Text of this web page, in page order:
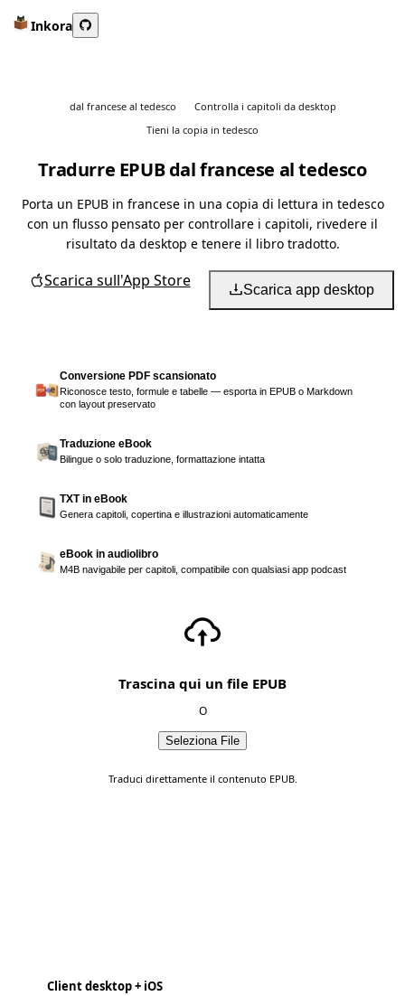
Inkora
dal francese al tedesco
Controlla i capitoli da desktop
Tieni la copia in tedesco
Tradurre EPUB dal francese al tedesco
Porta un EPUB in francese in una copia di lettura in tedesco
con un flusso pensato per controllare i capitoli, rivedere il
risultato da desktop e tenere il libro tradotto.
Scarica sull'App Store Scarica app desktop
Conversione PDF scansionato
Riconosce testo, formule e tabelle — esporta in EPUB o Markdown
con layout preservato
Traduzione eBook
Bilingue o solo traduzione, formattazione intatta
TXT in eBook
Genera capitoli, copertina e illustrazioni automaticamente
eBook in audiolibro
M4B navigabile per capitoli, compatibile con qualsiasi app podcast
Trascina qui un file EPUB
O
Seleziona File
Traduci direttamente il contenuto EPUB.
Client desktop + iOS